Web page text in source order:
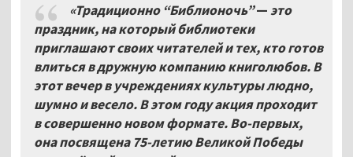
«Традиционно “Библионочь”—это
праздник, на который библиотеки
приглашают своих читателей и тех, кто готов
влиться в дружную компанию книголюбов. В
этот вечер в учреждениях культуры людно,
шумно и весело. В этом году акция проходит
в совершенно новом формате. Во-первых,
она посвящена 75-летию Великой Победы